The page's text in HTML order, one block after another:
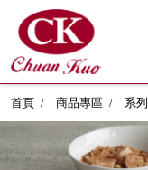
首頁 商品專區 系列